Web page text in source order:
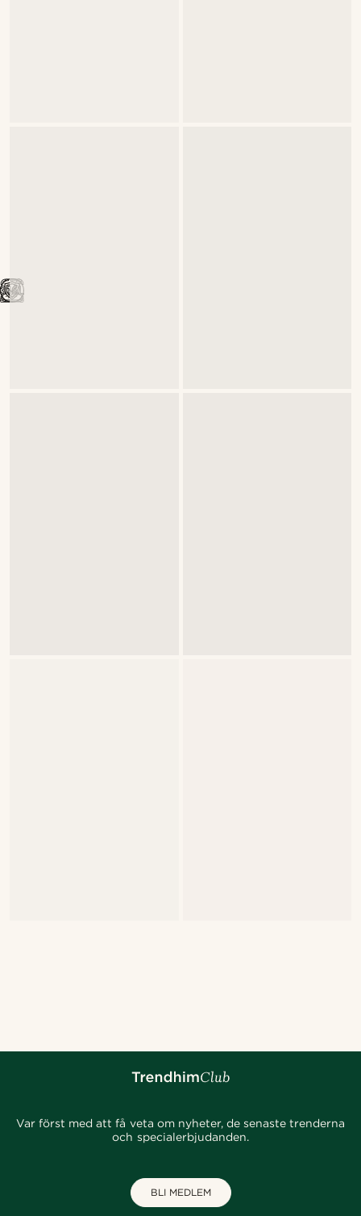
Var först med att få veta om nyheter, de senaste trenderna
och specialerbjudanden.
BLI MEDLEM